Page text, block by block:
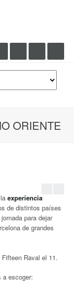
ORIENTE
experiencia
de distintos países
para dejar
de grandes
Raval el 11.
a escoger: